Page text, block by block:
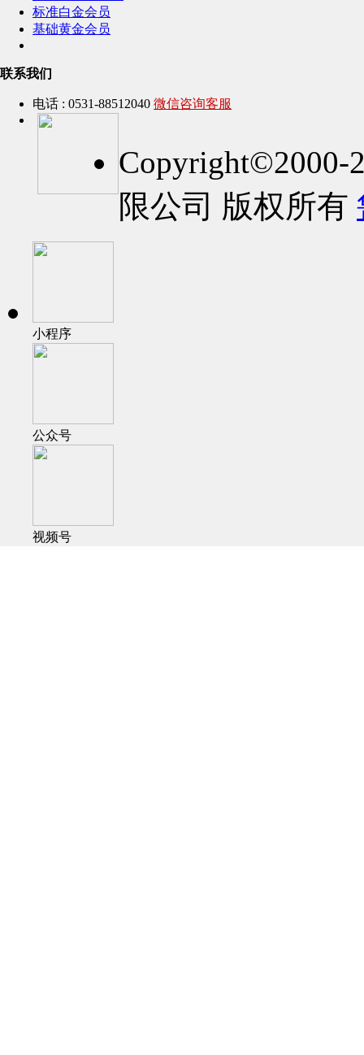
标准白金会员
基础黄金会员
联系我们
电话 : 0531-88512040 微信咨询客服
Copyright©2000-
限公司 版权所有
小程序
公众号
视频号